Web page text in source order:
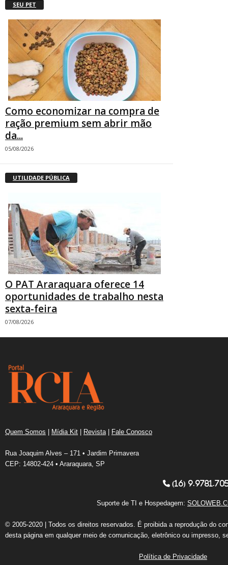
SEU PET
Como economizar na compra de
ração premium sem abrir mão
da...
05/08/2026
UTILIDADE PÚBLICA
O PAT Araraquara oferece 14
oportunidades de trabalho nesta
sexta-feira
07/08/2026
Quem Somos | Mídia Kit | Revista | Fale Conosco
Rua Joaquim Alves – 171 • Jardim Primavera
CEP: 14802-424 • Araraquara, SP
(16)
Suporte de TI e Hospedagem:
© 2005-2020 | Todos os direitos reservados. É proibida a reprodução do
desta página em qualquer meio de comunicação, eletrônico ou impresso,
Política de Privacidade